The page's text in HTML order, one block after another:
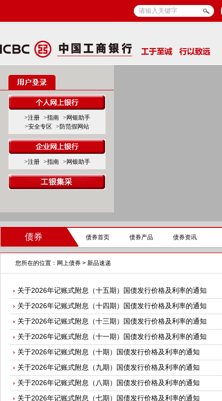
>注册 >指南
>网银助手
>安全专区
>防范假网站
>注册 >指南 >网银助手
债券 债券首页 债券产品 债券资讯
您所在的位置： 网上债券 > 新品速递
关于2026年记账式附息（十五期）国债发行价格及利率的通知
关于2026年记账式附息（十四期）国债发行价格及利率的通知
关于2026年记账式附息（十三期）国债发行价格及利率的通知
关于2026年记账式附息（十一期）国债发行价格及利率的通知
关于2026年记账式附息（十期）国债发行价格及利率的通知
关于2026年记账式附息（九期）国债发行价格及利率的通知
关于2026年记账式附息（八期）国债发行价格及利率的通知
关于2026年记账式附息（七期）国债发行价格及利率的通知